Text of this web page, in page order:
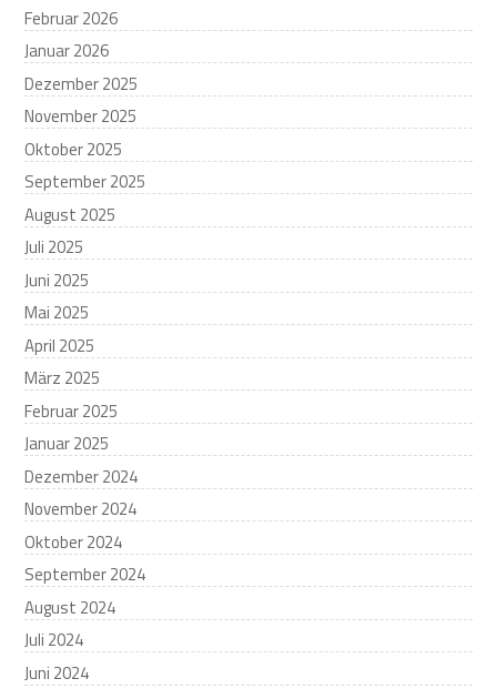
Februar 2026
Januar 2026
Dezember 2025
November 2025
Oktober 2025
September 2025
August 2025
Juli 2025
Juni 2025
Mai 2025
April 2025
März 2025
Februar 2025
Januar 2025
Dezember 2024
November 2024
Oktober 2024
September 2024
August 2024
Juli 2024
Juni 2024